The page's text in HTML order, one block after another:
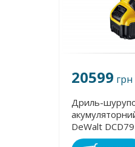
20599 грн
Дриль-
DeWalt